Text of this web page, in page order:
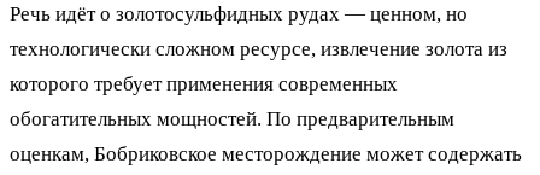
Речь идёт о золотосульфидных рудах — ценном, но
технологически сложном ресурсе, извлечение золота из
которого требует применения современных
обогатительных мощностей. По предварительным
оценкам, Бобриковское месторождение может содержать